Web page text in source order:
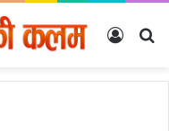
Log In